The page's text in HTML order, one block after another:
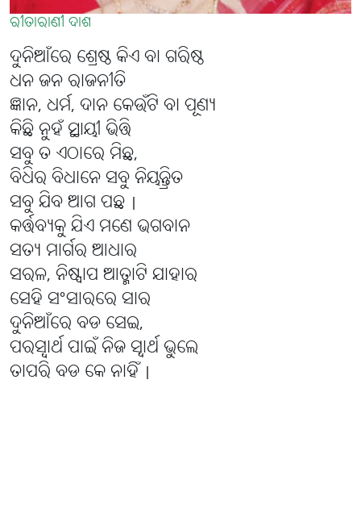
ରୀତାରାଣୀ ଦାଶ
ଦୁନିଆଁରେ ଶ୍ରେଷ୍ଠ କିଏ ବା ଗରିଷ୍ଠ
ଧନ ଜନ ରାଜନୀତି
ଜ୍ଞାନ, ଧର୍ମ, ଦାନ କେଉଁଟି ବା ପୂଣ୍ୟ
କିଛି ନୁହଁ ସ୍ଥାୟୀ ଭିତ୍ତି
ସବୁ ତ ଏଠାରେ ମିଛ,
ବିଧିର ବିଧାନେ ସବୁ ନିୟନ୍ତ୍ରିତ
ସବୁ ଯିବ ଆଗ ପଛ |
କର୍ତ୍ତବ୍ୟକୁ ଯିଏ ମଣେ ଭଗବାନ
ସତ୍ୟ ମାର୍ଗର ଆଧାର
ସରଳ, ନିଷ୍ପାପ ଆତ୍ମାଟି ଯାହାର
ସେହି ସଂସାରରେ ସାର
ଦୁନିଆଁରେ ବଡ ସେଇ,
ପରସ୍ବାର୍ଥ ପାଇଁ ନିଜ ସ୍ୱାର୍ଥ ଭୁଲେ
ତାପରି ବଡ କେ ନାହିଁ |